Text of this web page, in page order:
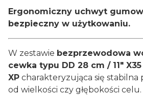
Ergonomiczny uchwyt
bezpieczny w użytkowaniu.
W zestawie bezprzewodowa
cewka typu DD 28 cm / 11" X35
XP charakteryzująca się stabilna
od wielkości czy głębokości